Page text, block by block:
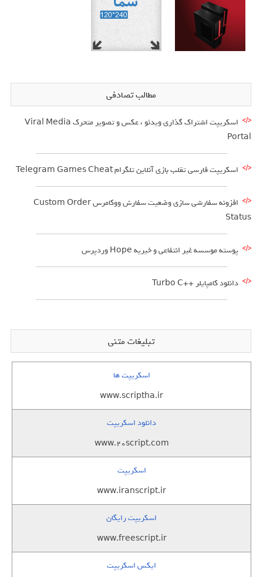
مطالب تصادفی
اسکریپت اشتراک گذاری ویدئو ، عکس و تصویر متحرک Viral Media
Portal
اسکریپت فارسی تقلب بازی آنلاین تلگرام Telegram Games Cheat
افزونه سفارشی سازی وضعیت سفارش ووکامرس Custom Order
Status
پوسته موسسه غیر انتفاعی و خیریه Hope وردپرس
دانلود کامپایلر ++Turbo C
تبلیغات متنی
اسکریپت ها
www.scriptha.ir
دانلود اسکریپت
www.20script.com
اسکریپت
www.iranscript.ir
اسکریپت رایگان
www.freescript.ir
ایکس اسکریپت